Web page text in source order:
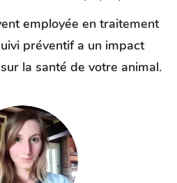
employée en traitement
préventif a un impact
la santé de votre animal.